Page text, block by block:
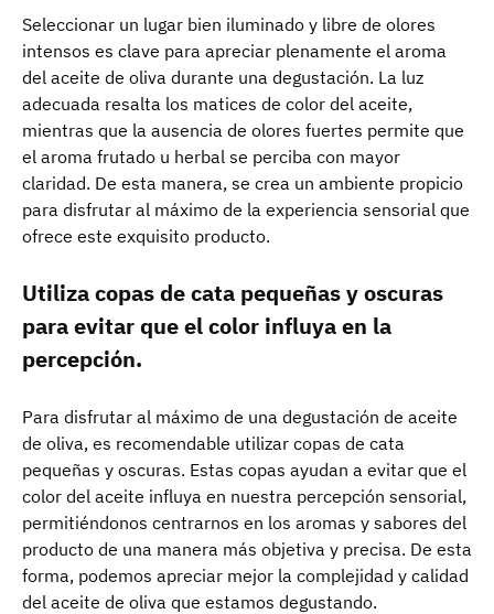
Seleccionar un lugar bien iluminado y libre de olores
intensos es clave para apreciar plenamente el aroma
del aceite de oliva durante una degustación. La luz
adecuada resalta los matices de color del aceite,
mientras que la ausencia de olores fuertes permite que
el aroma frutado u herbal se perciba con mayor
claridad. De esta manera, se crea un ambiente propicio
para disfrutar al máximo de la experiencia sensorial que
ofrece este exquisito producto.
Utiliza copas de cata pequeñas y oscuras
para evitar que el color influya en la
percepción.
Para disfrutar al máximo de una degustación de aceite
de oliva, es recomendable utilizar copas de cata
pequeñas y oscuras. Estas copas ayudan a evitar que el
color del aceite influya en nuestra percepción sensorial,
permitiéndonos centrarnos en los aromas y sabores del
producto de una manera más objetiva y precisa. De esta
forma, podemos apreciar mejor la complejidad y calidad
del aceite de oliva que estamos degustando.